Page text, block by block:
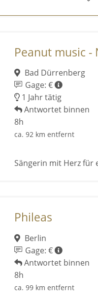
Peanut music -
Bad Dürrenberg
Gage: €
1 Jahr tätig
Antwortet binnen
8h
ca. 92 km entfernt
Sängerin mit Herz für
Phileas
Berlin
Gage: €
Antwortet binnen
8h
ca. 99 km entfernt